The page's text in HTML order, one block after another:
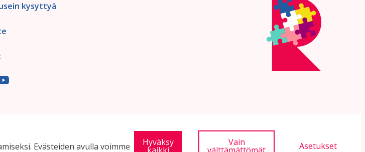
Evästeiden avulla voimme Hyväksy Vain Asetukset
kysyttyä